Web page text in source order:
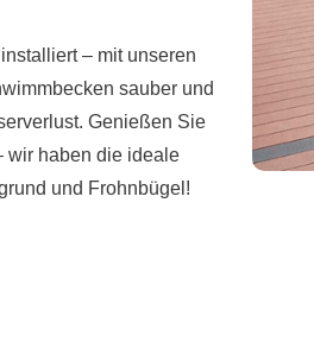
– mit unseren
sauber und
Genießen Sie
wir haben die ideale
und Frohnbügel!